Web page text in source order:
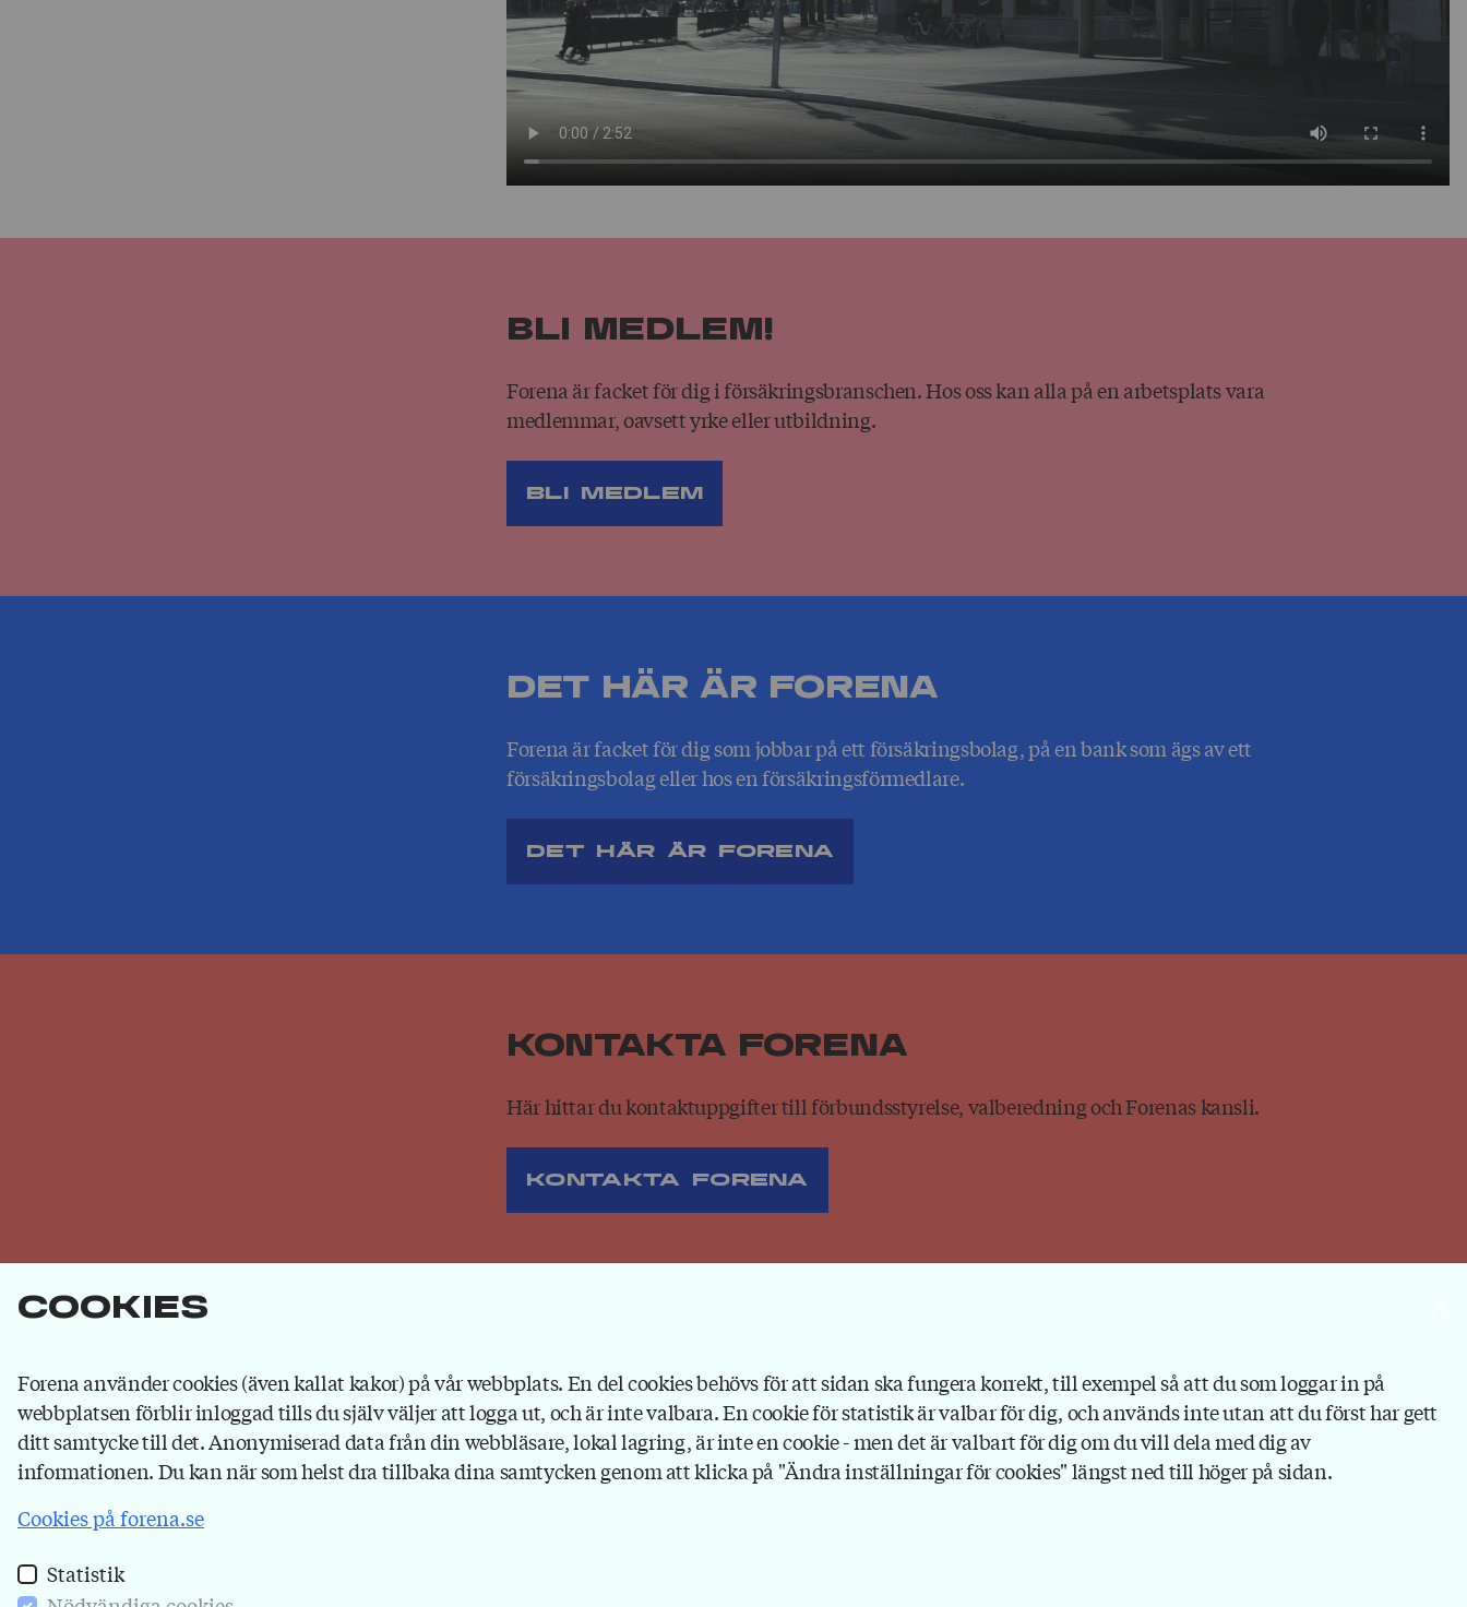
Cookies
Forena använder cookies (även kallat kakor) på vår webbplats. En del cookies behövs för att sidan ska fungera korrekt, till exempel så att du som loggar in på
webbplatsen förblir inloggad tills du själv väljer att logga ut, och är inte valbara. En cookie för statistik är valbar för dig, och används inte utan att du först har gett
ditt samtycke till det. Anonymiserad data från din webbläsare, lokal lagring, är inte en cookie - men det är valbart för dig om du vill dela med dig av
informationen. Du kan när som helst dra tillbaka dina samtycken genom att klicka på "Ändra inställningar för cookies" längst ned till höger på sidan.
Cookies på forena.se
Statistik
Bli medlem!
Forena är facket för dig i försäkringsbranschen. Hos oss kan alla på en arbetsplats vara
medlemmar, oavsett yrke eller utbildning.
Bli medlem
Det här är Forena
Forena är facket för dig som jobbar på ett försäkringsbolag, på en bank som ägs av ett
försäkringsbolag eller hos en försäkringsförmedlare.
Det här är Forena
Kontakta Forena
Här hittar du kontaktuppgifter till förbundsstyrelse, valberedning och Forenas kansli.
Kontakta Forena
Om Forena
Forena är det största facket inom
försäkringsbolag, på banker som ägs av
försäkringsbolag och hos försäkringsförmedlare.
Bli medlem
Forena
Kontakt